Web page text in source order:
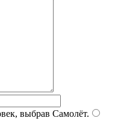
выбрав Самолёт.